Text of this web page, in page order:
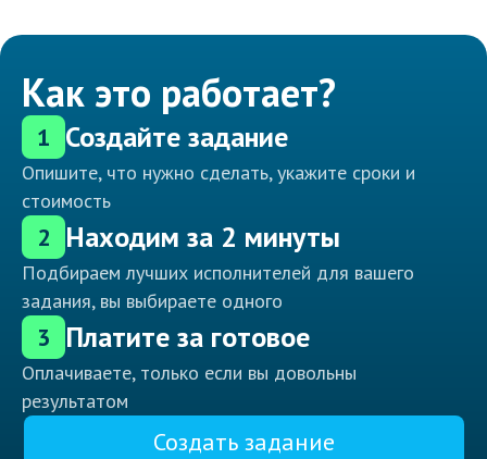
Как это работает?
1 Создайте задание
Опишите, что нужно сделать, укажите сроки и
стоимость
2 Находим за 2 минуты
Подбираем лучших исполнителей для вашего
задания, вы выбираете одного
3 Платите за готовое
Оплачиваете, только если вы довольны
результатом
Создать задание